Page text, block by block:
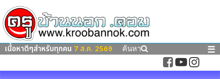
เนื้อหาดีๆสำหรับทุกคน 7 ส.ค. 2569 ค้นหา ☰